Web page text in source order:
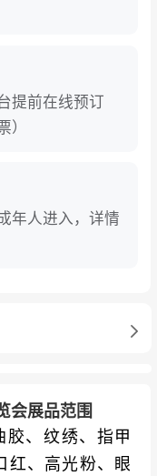
提前在线预订
）
年人进入，详情
会展品范围
胶、纹绣、指甲
红、高光粉、眼